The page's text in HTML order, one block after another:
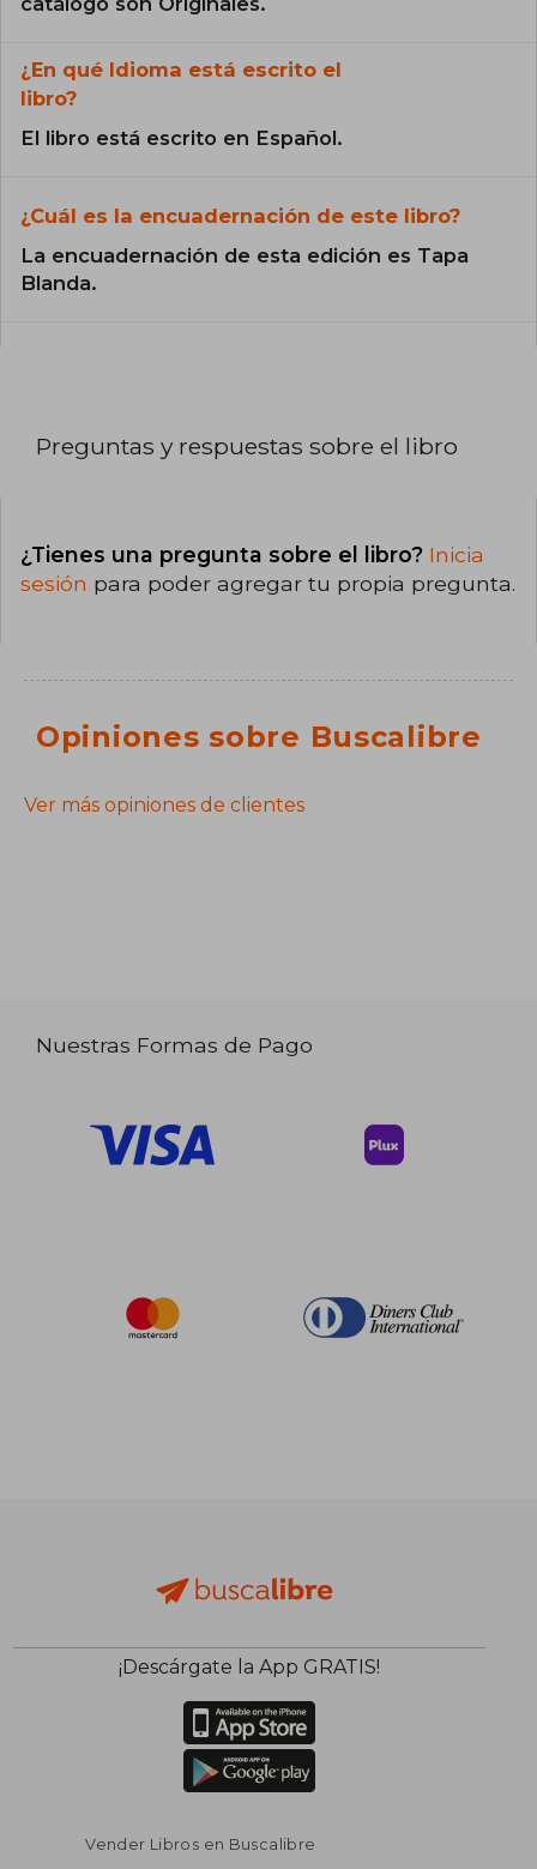
¿En qué Idioma está escrito el
libro?
El libro está escrito en Español.
¿Cuál es la encuadernación de este libro?
La encuadernación de esta edición es Tapa
Blanda.
Preguntas y respuestas sobre el libro
¿Tienes una pregunta sobre el libro? Inicia
sesión para poder agregar tu propia pregunta.
Opiniones sobre Buscalibre
Ver más opiniones de clientes
Nuestras Formas de Pago
¡Descárgate la App GRATIS!
Vender Libros en Buscalibre